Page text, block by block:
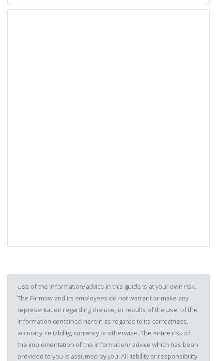
Use of the information/advice in this guide is at your own risk.
The Farmow and its employees do not warrant or make any
representation regarding the use, or results of the use, of the
information contained herein as regards to its correctness,
accuracy, reliability, currency or otherwise. The entire risk of
the implementation of the information/ advice which has been
provided to you is assumed by you. All liability or responsibility